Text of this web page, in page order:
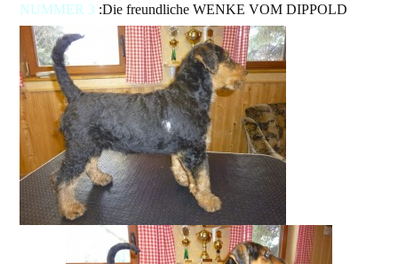
NUMMER 3 :Die freundliche WENKE VOM DIPPOLD